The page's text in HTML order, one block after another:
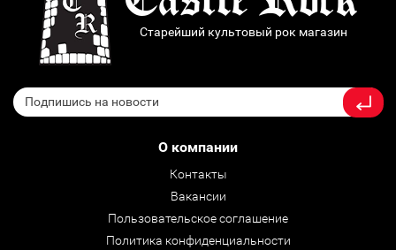
Старейший культовый рок магазин
О компании
Контакты
Вакансии
Пользовательское соглашение
Политика конфиденциальности